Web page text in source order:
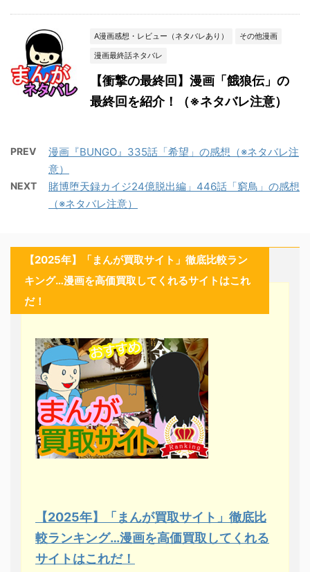
A漫画感想・レビュー（ネタバレあり）
その他漫画
漫画最終話ネタバレ
【衝撃の最終回】漫画「餓狼伝」の
最終回を紹介！（※ネタバレ注意）
PREV
漫画『BUNGO』335話「希望」の感想（※ネタバレ注
意）
NEXT
賭博堕天録カイジ24億脱出編」446話「窮鳥」の感想
（※ネタバレ注意）
【2025年】「まんが買取サイト」徹底比較ラン
キング…漫画を高価買取してくれるサイトはこれ
だ！
【2025年】「まんが買取サイト」徹底比
較ランキング…漫画を高価買取してくれる
サイトはこれだ！